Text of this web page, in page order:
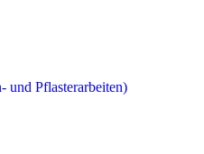
und Pflasterarbeiten)